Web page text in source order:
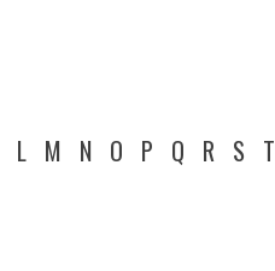
L M N O P Q R S T